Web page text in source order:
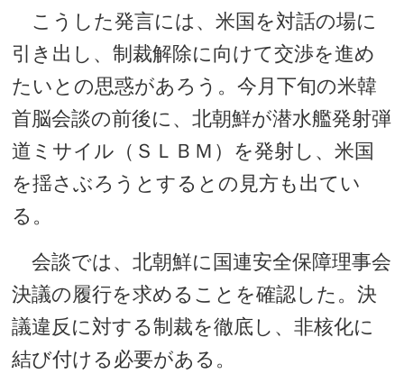
こうした発言には、米国を対話の場に
引き出し、制裁解除に向けて交渉を進め
たいとの思惑があろう。今月下旬の米韓
首脳会談の前後に、北朝鮮が潜水艦発射弾
道ミサイル（ＳＬＢＭ）を発射し、米国
を揺さぶろうとするとの見方も出てい
る。
会談では、北朝鮮に国連安全保障理事会
決議の履行を求めることを確認した。決
議違反に対する制裁を徹底し、非核化に
結び付ける必要がある。